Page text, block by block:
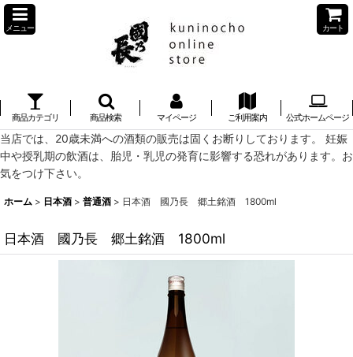
メニュー カート
商品カテゴリ 商品検索 マイページ ご利用案内 公式ホームページ
当店では、20歳未満への酒類の販売は固くお断りしております。 妊娠
中や授乳期の飲酒は、胎児・乳児の発育に影響する恐れがあります。お
気をつけ下さい。
ホーム > 日本酒 > 普通酒 > 日本酒 國乃長 郷土銘酒 1800ml
日本酒 國乃長 郷土銘酒 1800ml